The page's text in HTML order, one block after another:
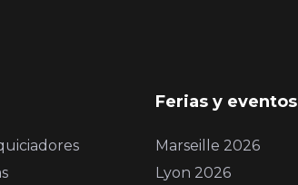
Ferias y eventos
Marseille 2026
Lyon 2026